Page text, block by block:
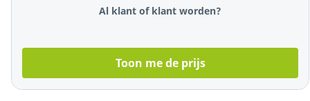
Al klant of klant worden?
Toon me de prijs